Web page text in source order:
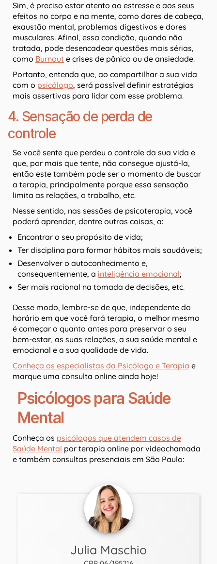
Sim, é preciso estar atento ao estresse e aos seus
efeitos no corpo e na mente, como dores de cabeça,
exaustão mental, problemas digestivos e dores
musculares. Afinal, essa condição, quando não
tratada, pode desencadear questões mais sérias,
como Burnout e crises de pânico ou de ansiedade.
Portanto, entenda que, ao compartilhar a sua vida
com o psicólogo, será possível definir estratégias
mais assertivas para lidar com esse problema.
4. Sensação de perda de
controle
Se você sente que perdeu o controle da sua vida e
que, por mais que tente, não consegue ajustá-la,
então este também pode ser o momento de buscar
a terapia, principalmente porque essa sensação
limita as relações, o trabalho, etc.
Nesse sentido, nas sessões de psicoterapia, você
poderá aprender, dentre outras coisas, a:
Encontrar o seu propósito de vida;
Ter disciplina para formar hábitos mais saudáveis;
Desenvolver o autoconhecimento e,
consequentemente, a inteligência emocional;
Ser mais racional na tomada de decisões, etc.
Desse modo, lembre-se de que, independente do
horário em que você fará terapia, o melhor mesmo
é começar o quanto antes para preservar o seu
bem-estar, as suas relações, a sua saúde mental e
emocional e a sua qualidade de vida.
Conheça os especialistas da Psicólogo e Terapia e
marque uma consulta online ainda hoje!
Psicólogos para Saúde
Mental
Conheça os psicólogos que atendem casos de
Saúde Mental por terapia online por videochamada
e também consultas presenciais em São Paulo:
Julia Maschio